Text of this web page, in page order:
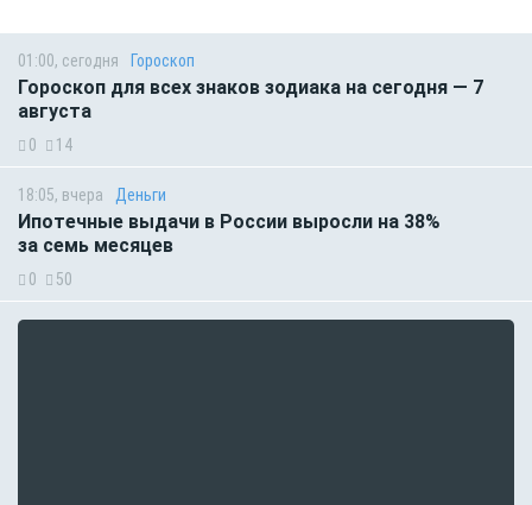
01:00, сегодня Гороскоп
Гороскоп для всех знаков зодиака на сегодня — 7
августа
0 14
18:05, вчера Деньги
Ипотечные выдачи в России выросли на 38%
за семь месяцев
0 50